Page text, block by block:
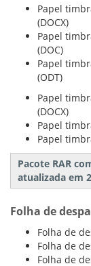
Papel
(DOCX)
Papel
(DOC)
Papel
(ODT)
Papel
(DOCX)
Papel
Papel
Pacote RAR
atualizada em
Folha de
Folha de
Folha de
Folha de